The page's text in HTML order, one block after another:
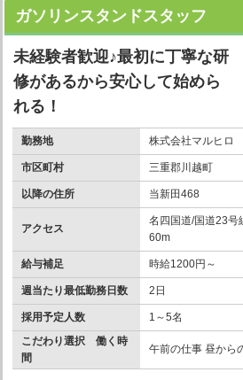
ガソリンスタンドスタッフ
未経験者歓迎♪最初に丁寧な研
修があるから安心して始めら
れる！
勤務地 株式会社マルヒロ
市区町村 三重郡川越町
以降の住所 当新田468
アクセス
名四国道/国道23号
60m
給与補足 時給1200円～
週当たり最低勤務日数 2日
採用予定人数
1～5名
こだわり選択 働く時
間
午前の仕事 昼から